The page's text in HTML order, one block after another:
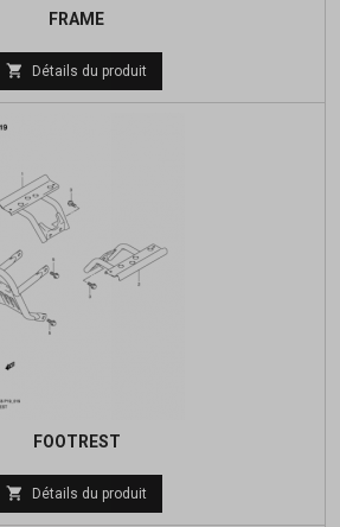
FRAME
Prix
de
 Détails du produit
FOOTREST
Prix
de
 Détails du produit